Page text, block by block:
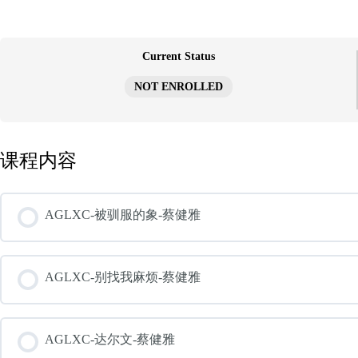
Current Status
NOT ENROLLED
课程内容
AGLXC-被驯服的象-蔡健雅
AGLXC-别找我麻烦-蔡健雅
AGLXC-达尔文-蔡健雅